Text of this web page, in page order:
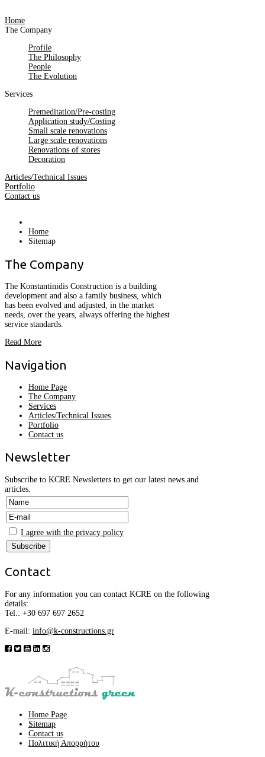
Home
The Company
Profile
The Philosophy
People
The Evolution
Services
Premeditation/Pre-costing
Application study/Costing
Small scale renovations
Large scale renovations
Renovations of stores
Decoration
Articles/Technical Issues
Portfolio
Contact us
Home
Sitemap
The Company
The Konstantinidis Construction is a building
development and also a family business, which
has been evolved and adjusted, in the market
needs, over the years, always offering the highest
service standards.
Read More
Navigation
Home Page
The Company
Services
Articles/Technical Issues
Portfolio
Contact us
Newsletter
Subscribe to KCRE Newsletters to get our latest news and
articles.
I agree with the privacy policy
Contact
For any information you can contact KCRE on the following
details:
Tel.: +30 697 697 2652
E-mail: info@k-constructions.gr
Home Page
Sitemap
Contact us
Πολιτική Απορρήτου